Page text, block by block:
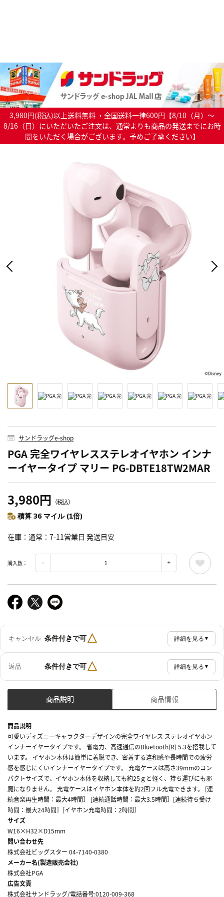
3,980円(税込)以上送料無料 ・全国送料一律600円【8/10（月）～
8/16（日）にいただいたご注文は、通常よりも商品の発送までにお時
間をいただく場合がございます。予めご了承ください】
サンドラッグe-shop
PGA 完全ワイヤレスステレオイヤホン インナ
ーイヤータイプ マリー PG-DBTE18TW2MAR
3,980円 （税込）
積算 36 マイル (1倍)
在庫 通常：7-11営業日 発送目安
購入数：
キャンセル 条件付きで可△ 詳細を見る ▼
返品 条件付きで可△ 詳細を見る ▼
商品説明 商品情報
商品説明
可愛いディズニーキャラクターデザインの完全ワイヤレス ステレオイヤホン
インナーイヤータイプです。 省電力、高速通信のBluetooth(R) 5.3を搭載して
います。 イヤホン本体は簡単に着脱でき、密着する違和感や長時間での疲労
感を感じにくいインナーイヤータイプです。 充電ケースは高さ39mmのコン
パクトサイズで、イヤホン本体を収納しても約25ｇと軽く、持ち運びにも邪
魔になりません。 充電ケースはイヤホン本体を約2回フル充電できます。 [連
続音楽再生時間：最大4時間］ [連続通話時間：最大3.5時間］[連続待ち受け
時間：最大24時間］[イヤホン充電時間：2時間］
サイズ
W16×H32×D15mm
問い合わせ先
株式会社ビッグスター 04-7140-0380
メーカー名(製造販売会社)
株式会社PGA
広告文責
株式会社サンドラッグ/電話番号:0120-009-368